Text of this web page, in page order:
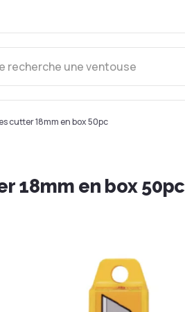
cutter 18mm en box 50pc
18mm en box 50pc